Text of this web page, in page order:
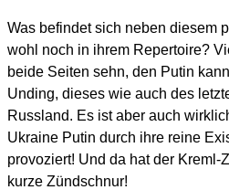
Was befindet sich neben diesem
wohl noch in ihrem Repertoire?
beide Seiten sehn, den Putin
Unding, dieses wie auch des
Russland. Es ist aber auch
Ukraine Putin durch ihre reine
provoziert! Und da hat der Kreml-
kurze Zündschnur!